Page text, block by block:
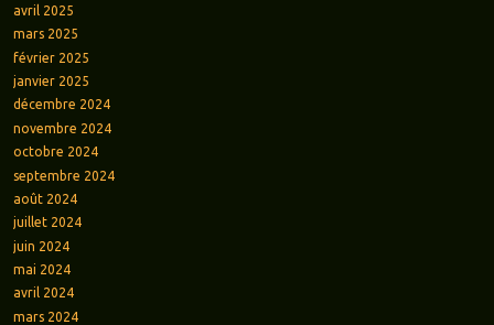
avril 2025
mars 2025
février 2025
janvier 2025
décembre 2024
novembre 2024
octobre 2024
septembre 2024
août 2024
juillet 2024
juin 2024
mai 2024
avril 2024
mars 2024